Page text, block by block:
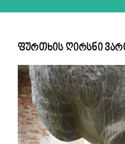
ფურთხის ღირსნი